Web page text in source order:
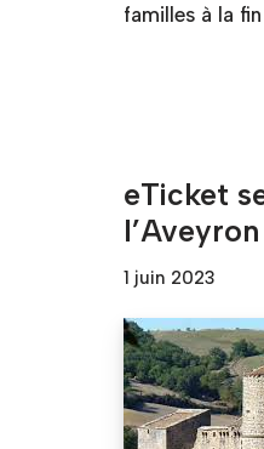
familles à la
eTicket
l’Aveyron
1 juin 2023